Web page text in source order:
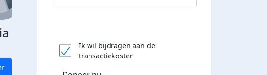
Ik wil bijdragen aan de
transactiekosten